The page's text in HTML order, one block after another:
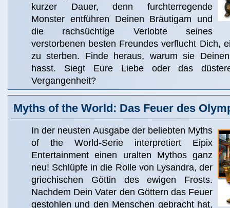
kurzer Dauer, denn furchterregende
Monster entführen Deinen Bräutigam und
die rachsüchtige Verlobte seines
verstorbenen besten Freundes verflucht Dich,
zu sterben. Finde heraus, warum sie
hasst. Siegt Eure Liebe oder das
Vergangenheit?
Myths of the World: Das Feuer des
In der neusten Ausgabe der beliebten Myths
of the World-Serie interpretiert Eipix
Entertainment einen uralten Mythos ganz
neu! Schlüpfe in die Rolle von Lysandra, der
griechischen Göttin des ewigen Frosts.
Nachdem Dein Vater den Göttern das Feuer
gestohlen und den Menschen gebracht hat,